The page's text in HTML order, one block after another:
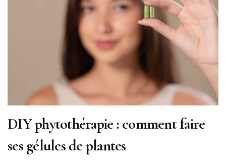
DIY phytothérapie : comment faire
ses gélules de plantes